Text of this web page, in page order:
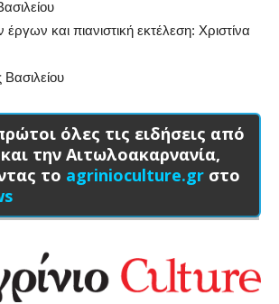
και πιανιστική εκτέλεση: Χριστίνα
Βασιλείου
όλες τις ειδήσεις από
την Αιτωλοακαρνανία,
το agrinioculture.gr στο